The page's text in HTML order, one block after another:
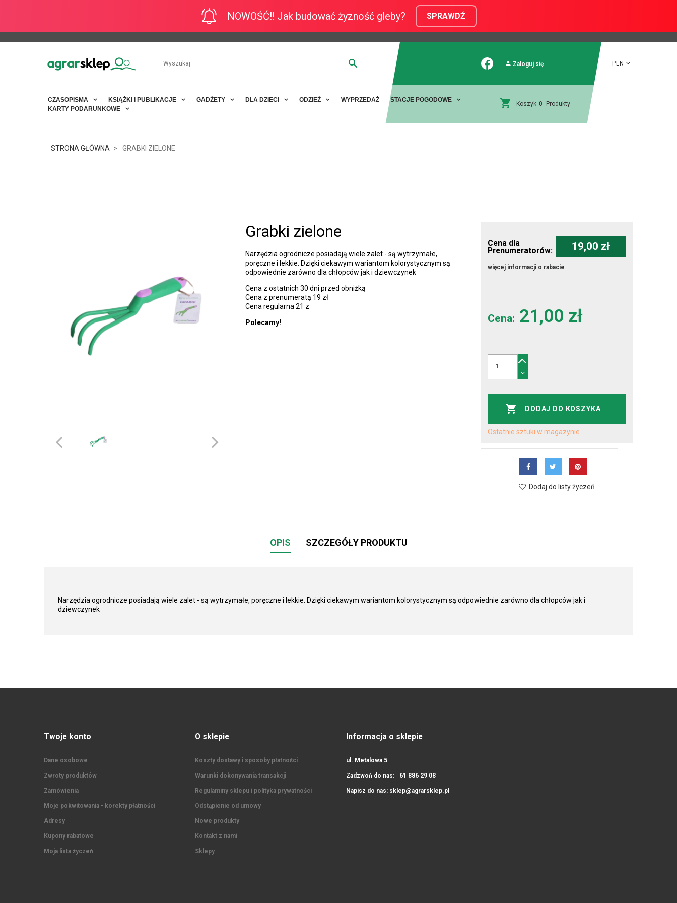
NOWOŚĆ!! Jak budować żyzność gleby? SPRAWDŹ
Zaloguj się PLN
CZASOPISMA KSIĄŻKI I PUBLIKACJE GADŻETY DLA DZIECI ODZIEŻ WYPRZEDAŻ
STACJE POGODOWE
KARTY PODARUNKOWE
Koszyk 0 Produkty
STRONA GŁÓWNA GRABKI ZIELONE
Grabki zielone
Narzędzia ogrodnicze posiadają wiele zalet - są wytrzymałe,
poręczne i lekkie. Dzięki ciekawym wariantom kolorystycznym są
odpowiednie zarówno dla chłopców jak i dziewczynek
Cena z ostatnich 30 dni przed obniżką
Cena z prenumeratą 19 zł
Cena regularna 21 z
Polecamy!
Cena dla
Prenumeratorów: 19,00 zł
więcej informacji o rabacie
Cena: 21,00 zł
DODAJ DO KOSZYKA
Ostatnie sztuki w magazynie
Dodaj do listy życzeń
OPIS SZCZEGÓŁY PRODUKTU
Narzędzia ogrodnicze posiadają wiele zalet - są wytrzymałe, poręczne i lekkie. Dzięki ciekawym wariantom kolorystycznym są odpowiednie zarówno dla chłopców jak i
dziewczynek
Twoje konto
Dane osobowe
Zwroty produktów
Zamówienia
Moje pokwitowania - korekty płatności
Adresy
Kupony rabatowe
Moja lista życzeń
O sklepie
Koszty dostawy i sposoby płatności
Warunki dokonywania transakcji
Regulaminy sklepu i polityka prywatności
Odstąpienie od umowy
Nowe produkty
Kontakt z nami
Sklepy
Informacja o sklepie
ul. Metalowa 5
Zadzwoń do nas: 61 886 29 08
Napisz do nas: sklep@agrarsklep.pl